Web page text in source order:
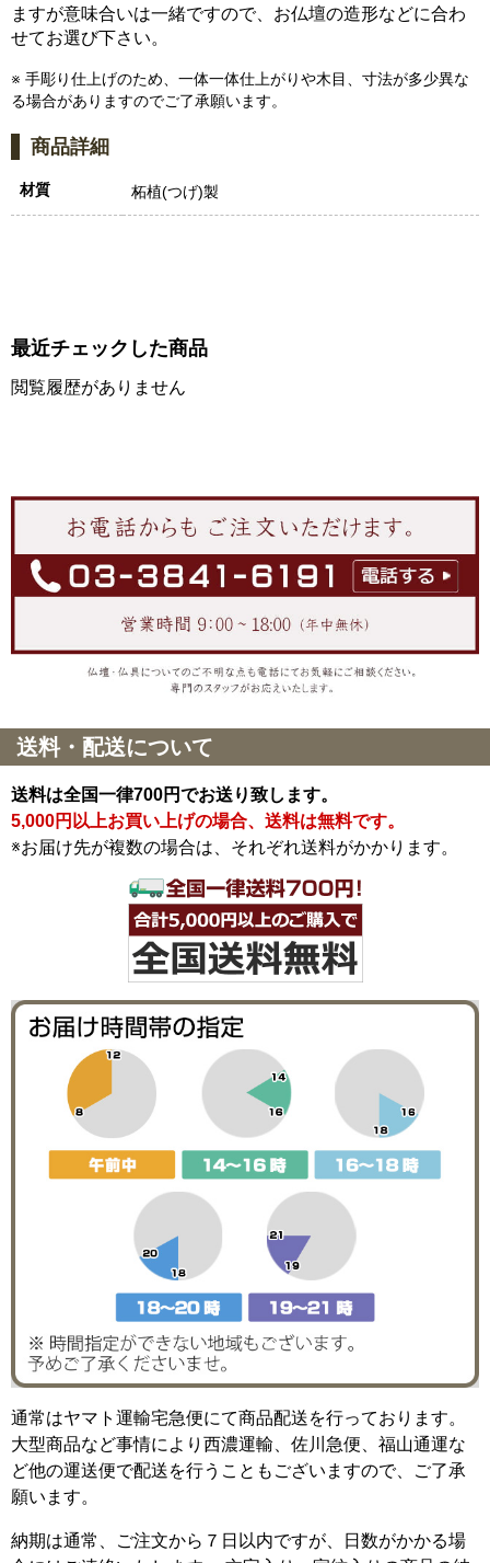
ますが意味合いは一緒ですので、お仏壇の造形などに合わ
せてお選び下さい。
※ 手彫り仕上げのため、一体一体仕上がりや木目、寸法が多少異な
る場合がありますのでご了承願います。
商品詳細
材質 柘植(つげ)製
最近チェックした商品
閲覧履歴がありません
送料・配送について
送料は全国一律700円でお送り致します。
5,000円以上お買い上げの場合、送料は無料です。
※お届け先が複数の場合は、それぞれ送料がかかります。
通常はヤマト運輸宅急便にて商品配送を行っております。
大型商品など事情により西濃運輸、佐川急便、福山通運な
ど他の運送便で配送を行うこともございますので、ご了承
願います。
納期は通常、ご注文から７日以内ですが、日数がかかる場